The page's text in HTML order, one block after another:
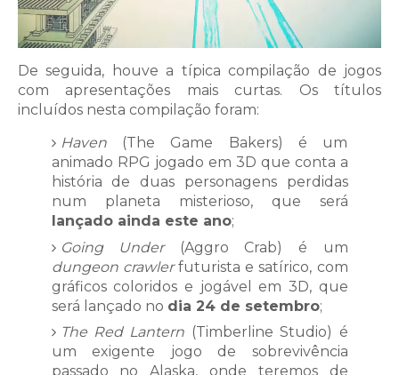
De seguida, houve a típica compilação de jogos
com apresentações mais curtas. Os títulos
incluídos nesta compilação foram:
Haven(The Game Bakers) é um
animado RPG jogado em 3D que conta a
história de duas personagens perdidas
num planeta misterioso, que será
lançado ainda este ano;
Going Under(Aggro Crab) é um
dungeon crawlerfuturista e satírico, com
gráficos coloridos e jogável em 3D, que
será lançado no dia 24 de setembro;
The Red Lantern (Timberline Studio) é
um exigente jogo de sobrevivência
passado no Alaska, onde teremos de